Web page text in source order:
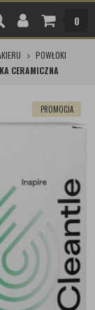
0
POWŁOKI
CERAMICZNA
PROMOCJA